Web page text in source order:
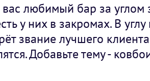
вас любимый бар за углом
у них в закромах. В
звание лучшего
Добавьте тему -